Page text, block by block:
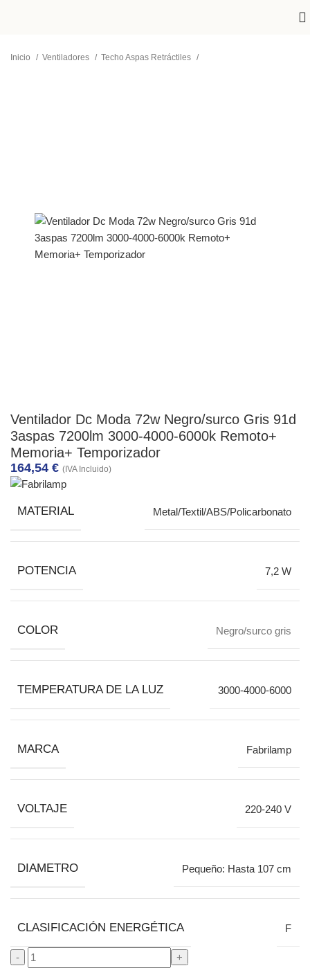
Inicio Ventiladores Techo Aspas Retráctiles
Ventilador Dc Moda 72w Negro/surco Gris 91d
3aspas 7200lm 3000-4000-6000k Remoto+
Memoria+ Temporizador
164,54 € (IVA Incluido)
MATERIAL Metal/Textil/ABS/Policarbonato
POTENCIA 7,2 W
COLOR Negro/surco gris
TEMPERATURA DE LA LUZ 3000-4000-6000
MARCA Fabrilamp
VOLTAJE 220-240 V
DIAMETRO Pequeño: Hasta 107 cm
CLASIFICACIÓN ENERGÉTICA F